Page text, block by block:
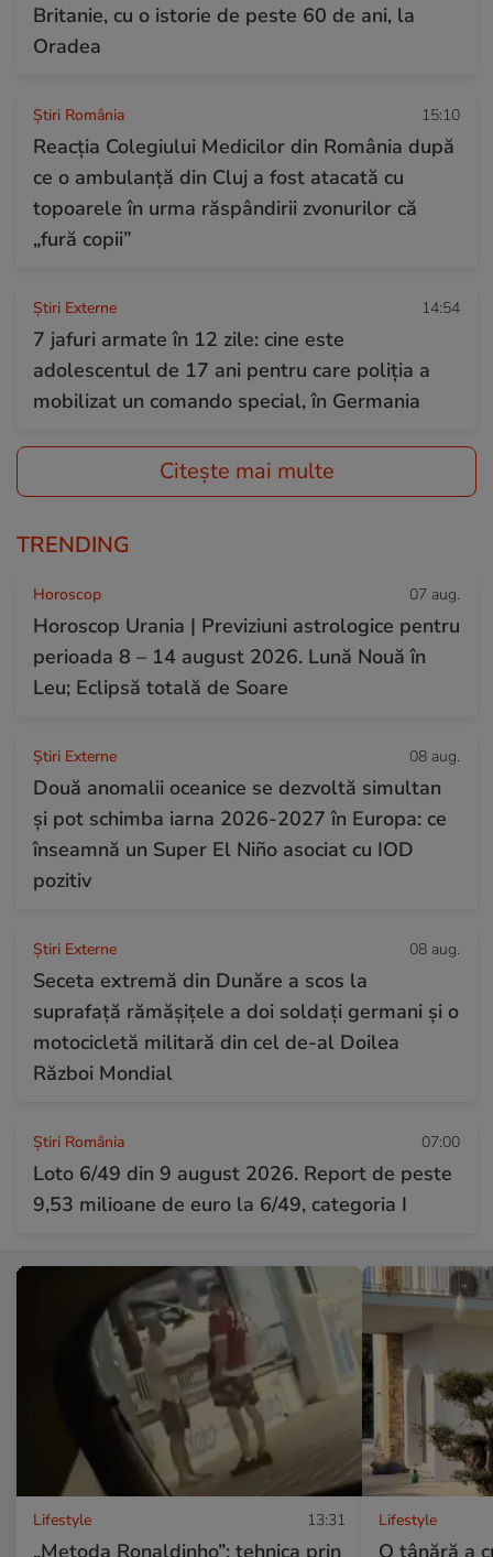
Britanie, cu o istorie de peste 60 de ani, la
Oradea
Știri România 15:10
Reacția Colegiului Medicilor din România după
ce o ambulanță din Cluj a fost atacată cu
topoarele în urma răspândirii zvonurilor că
„fură copii”
Știri Externe 14:54
7 jafuri armate în 12 zile: cine este
adolescentul de 17 ani pentru care poliția a
mobilizat un comando special, în Germania
Citește mai multe
TRENDING
Horoscop 07 aug.
Horoscop Urania | Previziuni astrologice pentru
perioada 8 – 14 august 2026. Lună Nouă în
Leu; Eclipsă totală de Soare
Știri Externe 08 aug.
Două anomalii oceanice se dezvoltă simultan
și pot schimba iarna 2026-2027 în Europa: ce
înseamnă un Super El Niño asociat cu IOD
pozitiv
Știri Externe 08 aug.
Seceta extremă din Dunăre a scos la
suprafață rămășițele a doi soldați germani și o
motocicletă militară din cel de-al Doilea
Război Mondial
Știri România 07:00
Loto 6/49 din 9 august 2026. Report de peste
9,53 milioane de euro la 6/49, categoria I
Lifestyle 13:31
„Metoda Ronaldinho”: tehnica prin
Lifestyle
O tânără a